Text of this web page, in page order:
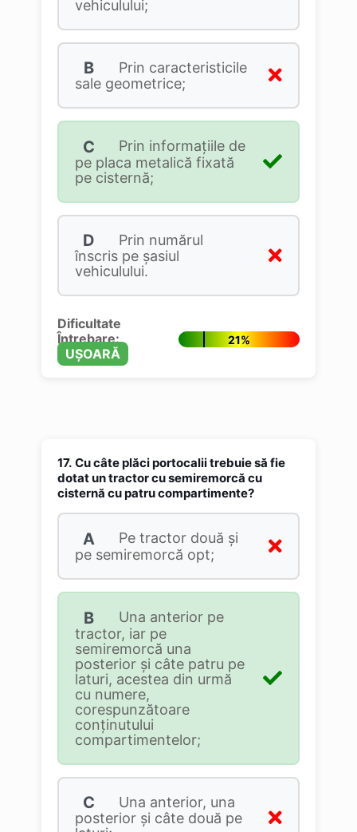
vehiculului;
B
Prin caracteristicile
sale geometrice;
C
Prin informaţiile de
pe placa metalică fixată
pe cisternă;
D
Prin numărul
înscris pe şasiul
vehiculului.
Dificultate
Întrebare:
UȘOARĂ
21%
17. Cu câte plăci portocalii trebuie să fie
dotat un tractor cu semiremorcă cu
cisternă cu patru compartimente?
A
Pe tractor două şi
pe semiremorcă opt;
B
Una anterior pe
tractor, iar pe
semiremorcă una
posterior și câte patru pe
laturi, acestea din urmă
cu numere,
corespunzătoare
conținutului
compartimentelor;
C
Una anterior, una
posterior şi câte două pe